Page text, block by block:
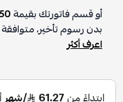
أو قسم فاتورتك بقيمة
بدون رسوم تأخير،
اعرف أكثر